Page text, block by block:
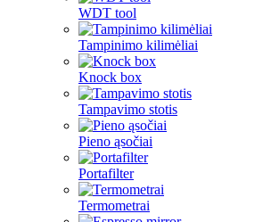
WDT tool
Tampinimo kilimėliai
Knock box
Tampavimo stotis
Pieno ąsočiai
Portafilter
Termometrai